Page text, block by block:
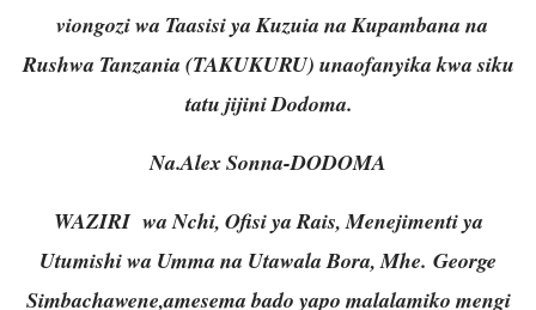
viongozi wa Taasisi ya Kuzuia na Kupambana na
Rushwa Tanzania (TAKUKURU) unaofanyika kwa siku
tatu jijini Dodoma.
Na.Alex Sonna-DODOMA
WAZIRI wa Nchi, Ofisi ya Rais, Menejimenti ya
Utumishi wa Umma na Utawala Bora, Mhe. George
Simbachawene,amesema bado yapo malalamiko mengi